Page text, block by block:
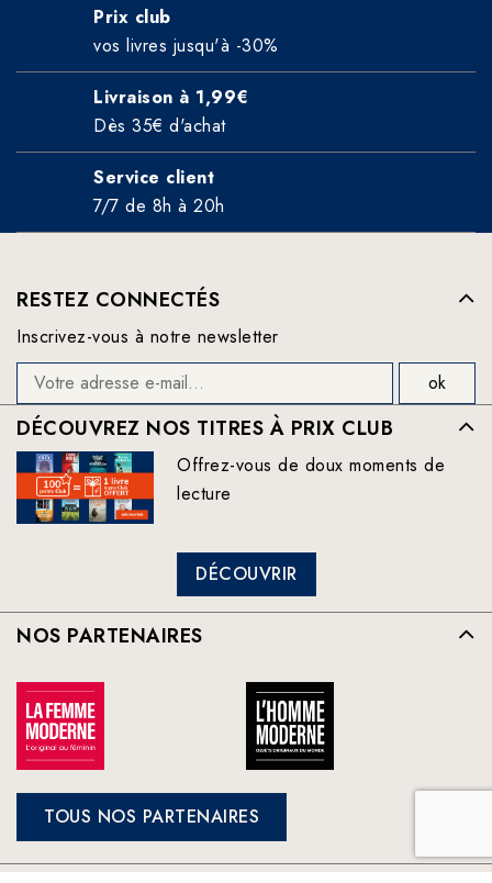
Prix club
vos livres jusqu'à -30%
Livraison à 1,99€
Dès 35€ d'achat
Service client
7/7 de 8h à 20h
RESTEZ CONNECTÉS
Inscrivez-vous à notre newsletter
DÉCOUVREZ NOS TITRES À PRIX CLUB
Offrez-vous de doux moments de
lecture
DÉCOUVRIR
NOS PARTENAIRES
TOUS NOS PARTENAIRES